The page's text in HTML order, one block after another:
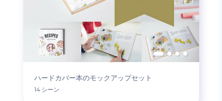
ハードカバー本のモックアップセット
14 シーン